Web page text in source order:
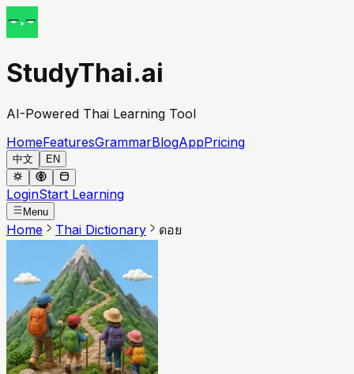
StudyThai.ai
AI-Powered Thai Learning Tool
HomeFeaturesGrammarBlogAppPricing
中文 EN
LoginStart Learning
Menu
Home Thai Dictionary ดอย